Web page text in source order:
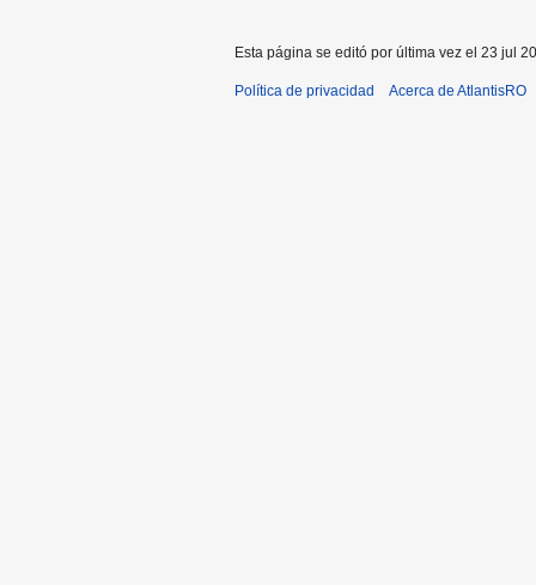
Esta página se editó por última vez el 23 jul
Política de privacidad Acerca de AtlantisRO